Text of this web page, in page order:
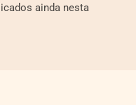
ainda nesta